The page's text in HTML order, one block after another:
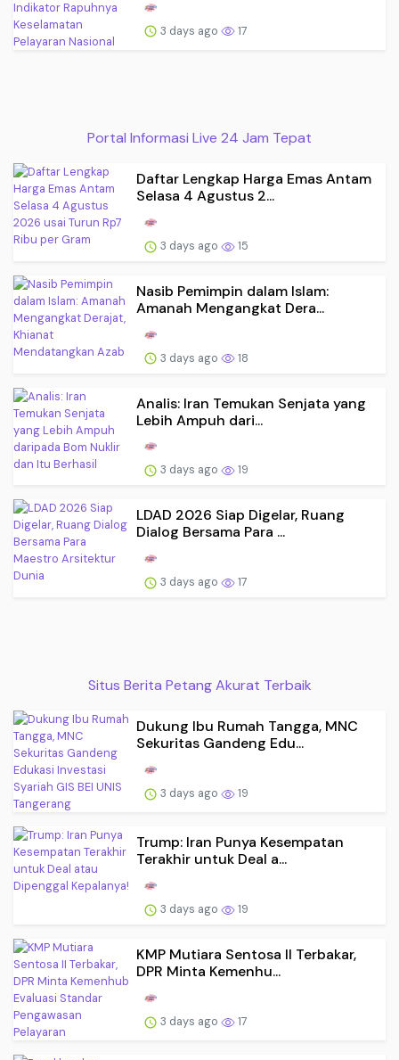
3 days ago 17
Portal Informasi Live 24 Jam Tepat
Daftar Lengkap Harga Emas Antam
Selasa 4 Agustus 2...
3 days ago 15
Nasib Pemimpin dalam Islam:
Amanah Mengangkat Dera...
3 days ago 18
Analis: Iran Temukan Senjata yang
Lebih Ampuh dari...
3 days ago 19
LDAD 2026 Siap Digelar, Ruang
Dialog Bersama Para ...
3 days ago 17
Situs Berita Petang Akurat Terbaik
Dukung Ibu Rumah Tangga, MNC
Sekuritas Gandeng Edu...
3 days ago 19
Trump: Iran Punya Kesempatan
Terakhir untuk Deal a...
3 days ago 19
KMP Mutiara Sentosa II Terbakar,
DPR Minta Kemenhu...
3 days ago 17